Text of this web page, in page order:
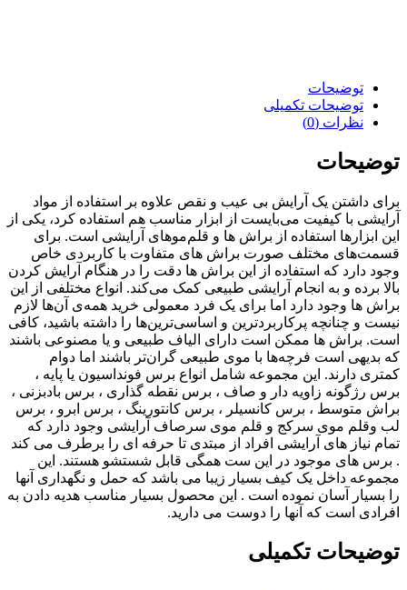
توضیحات
توضیحات تکمیلی
نظرات (0)
توضیحات
برای داشتن یک آرایش بی عیب‌ و نقص علاوه بر استفاده از مواد
آرایشی با کیفیت می‌بایست از ابزار مناسب هم استفاده کرد، یکی از
این ابزار‌ها استفاده از براش ها و قلم‌مو‌های آرایشی است. برای
قسمت‌های مختلف صورت براش های متفاوت با کاربردی خاص
وجود دارد که استفاده از این براش ها دقت را در هنگام آرایش کردن
بالا برده و به انجام آرایشی طبیعی کمک می‌کند. انواع مختلفی از این
براش ها وجود دارد اما برای یک فرد معمولی خرید همه‌ی آن‌ها لازم
نیست و چنانچه پرکاربردترین و اساسی‌ترین‌ها را داشته باشید، کافی
است. براش ها ممکن است دارای الیاف طبیعی و یا مصنوعی باشند
که بدیهی است فرچه‌ها با موی طبیعی گران‌تر باشند اما دوام
کمتری دارند. این مجموعه شامل انواع برس فونداسیون یا پایه ،
برس رژگونه زاویه دار و صاف ، برس نقطه گذاری ، برس بادبزنی ،
براش متوسط ، برس کانسیلر ، برس کانتورینگ ، برس ابرو ، برس
لب وقلم موی سرکج و قلم موی سرصاف آرایشی وجود دارد که
تمام نیاز های آرایشی افراد از مبتدی تا حرفه ای را برطرف می کند
. برس های موجود در این ست همگی قابل شستشو هستند. این
مجموعه داخل یک کیف بسیار زیبا می باشد که حمل و نگهداری آنها
را بسیار آسان نموده است . این محصول بسیار مناسب هدیه دادن به
افرادی است که آنها را دوست می دارید.
توضیحات تکمیلی